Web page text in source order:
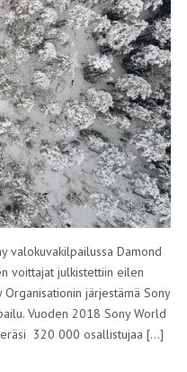
valokuvakilpailussa Damond
voittajat julkistettiin eilen
järjestämä Sony
Vuoden 2018 Sony World
320 000 osallistujaa […]